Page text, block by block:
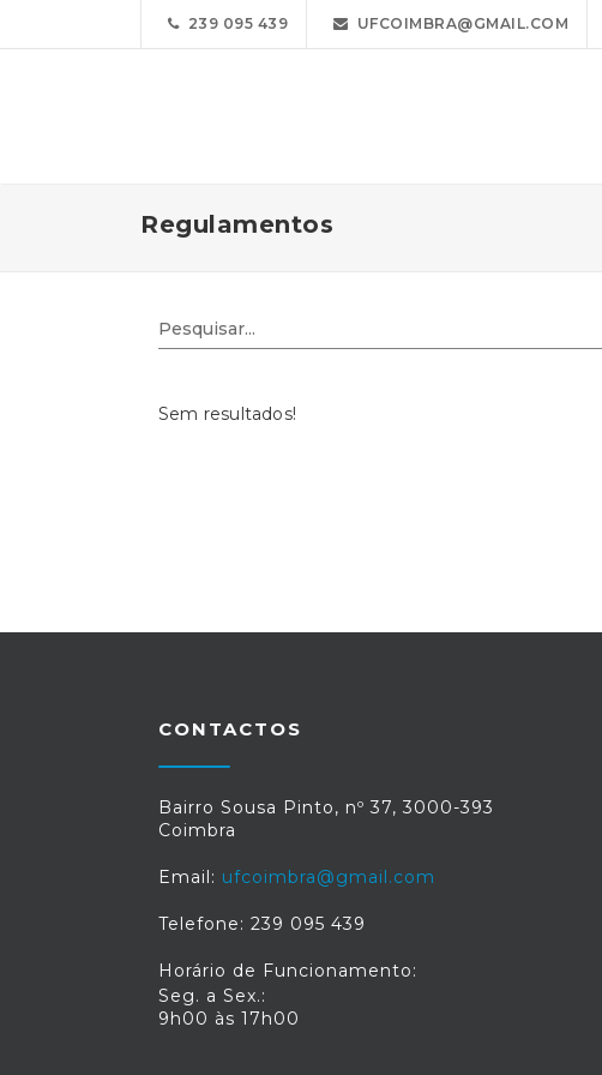
239 095 439 UFCOIMBRA@GMAIL.COM
Regulamentos
Sem resultados!
CONTACTOS
Bairro Sousa Pinto, nº 37, 3000-393
Coimbra
Email: ufcoimbra@gmail.com
Telefone: 239 095 439
Horário de Funcionamento:
Seg. a Sex.:
9h00 às 17h00